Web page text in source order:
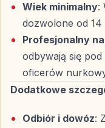
Nurkowanie z
Główne nurkowanie
metrów — to idealny
jednocześnie
doświadczonych
Odkrywanie
Wiek minimalny:
dozwolone od
Profesjonalny
odbywają się
oficerów
Dodatkowe
Odbiór i dowóz: